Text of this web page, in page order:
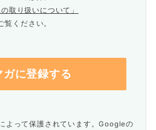
の取り扱いについて」
覧ください。
よって保護されています。Googleの